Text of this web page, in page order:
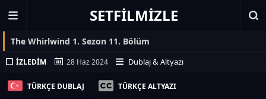
SETFILMIZLE
The Whirlwind 1. Sezon 11. Bölüm
İZLEDIM 28 Haz 2024 Dublaj & Altyazı
TÜRKÇE DUBLAJ TÜRKÇE ALTYAZI